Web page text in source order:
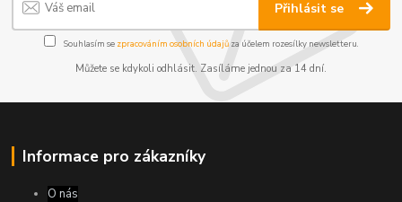
Přihlásit se
Souhlasím se zpracováním osobních údajůza účelem rozesílky newsletteru.
Můžete se kdykoli odhlásit. Zasíláme jednou za 14 dní.
Informace pro zákazníky
O nás